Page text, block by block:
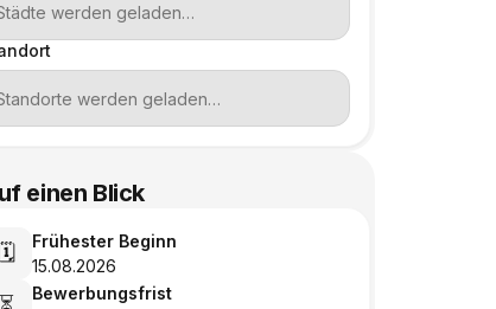
einen Blick
🗓️
Frühester Beginn
15.08.2026
Bewerbungsfrist